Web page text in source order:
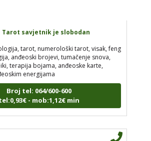
tarot, numerološki tarot, visak, feng
anđeoski brojevi, tumačenje snova,
terapija bojama, anđeoske karte,
energijama
Broj tel: 064/600-600
tel:0,93€ - mob:1,12€ min